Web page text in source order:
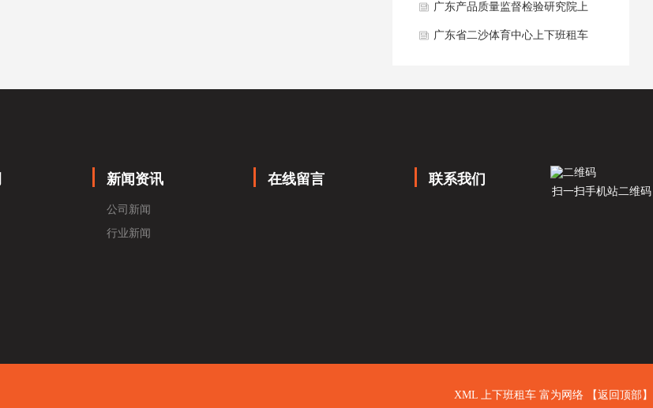
广东产品质量监督检验研究院上
下班租车
广东省二沙体育中心上下班租车
新闻资讯
公司新闻
行业新闻
在线留言 联系我们
扫一扫手机站二维码
XML 上下班租车 富为网络 【返回顶部】